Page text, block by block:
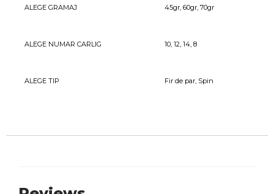
ALEGE GRAMAJ 45gr, 60gr, 70gr
ALEGE NUMAR CARLIG 10, 12, 14, 8
ALEGE TIP Fir de par, Spin